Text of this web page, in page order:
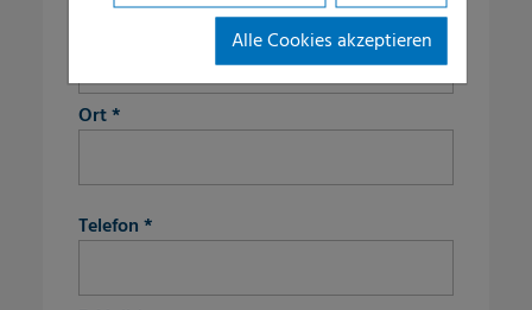
Ort*
fieldset-10
Telefon*
Alle Cookies akzeptieren